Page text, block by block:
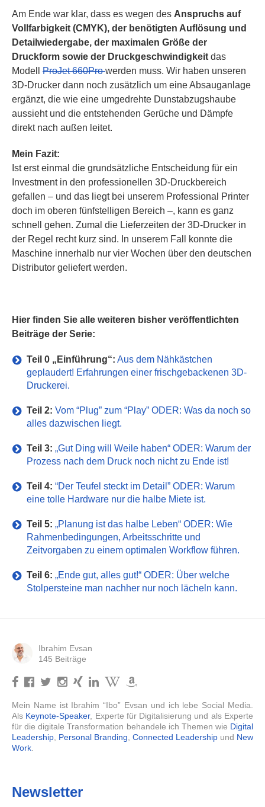
Am Ende war klar, dass es wegen des Anspruchs auf
Vollfarbigkeit (CMYK), der benötigten Auflösung und
Detailwiedergabe, der maximalen Größe der
Druckform sowie der Druckgeschwindigkeit das
Modell ProJet 660Prowerden muss. Wir haben unseren
3D-Drucker dann noch zusätzlich um eine Absauganlage
ergänzt, die wie eine umgedrehte Dunstabzugshaube
aussieht und die entstehenden Gerüche und Dämpfe
direkt nach außen leitet.
Mein Fazit:
Ist erst einmal die grundsätzliche Entscheidung für ein
Investment in den professionellen 3D-Druckbereich
gefallen – und das liegt bei unserem Professional Printer
doch im oberen fünfstelligen Bereich –, kann es ganz
schnell gehen. Zumal die Lieferzeiten der 3D-Drucker in
der Regel recht kurz sind. In unserem Fall konnte die
Maschine innerhalb nur vier Wochen über den deutschen
Distributor geliefert werden.
Hier finden Sie alle weiteren bisher veröffentlichten
Beiträge der Serie:
Teil 0 „Einführung“: Aus dem Nähkästchen
geplaudert! Erfahrungen einer frischgebackenen 3D-
Druckerei.
Teil 2: Vom “Plug” zum “Play” ODER: Was da noch so
alles dazwischen liegt.
Teil 3: „Gut Ding will Weile haben“ ODER: Warum der
Prozess nach dem Druck noch nicht zu Ende ist!
Teil 4: “Der Teufel steckt im Detail” ODER: Warum
eine tolle Hardware nur die halbe Miete ist.
Teil 5: „Planung ist das halbe Leben“ ODER: Wie
Rahmenbedingungen, Arbeitsschritte und
Zeitvorgaben zu einem optimalen Workflow führen.
Teil 6: „Ende gut, alles gut!“ ODER: Über welche
Stolpersteine man nachher nur noch lächeln kann.
Ibrahim Evsan
145 Beiträge
Mein Name ist Ibrahim “Ibo” Evsan und ich lebe Social Media.
Als Keynote-Speaker, Experte für Digitalisierung und als Experte
für die digitale Transformation behandele ich Themen wie Digital
Leadership Personal Branding Connected Leadership und New
Work
Newsletter